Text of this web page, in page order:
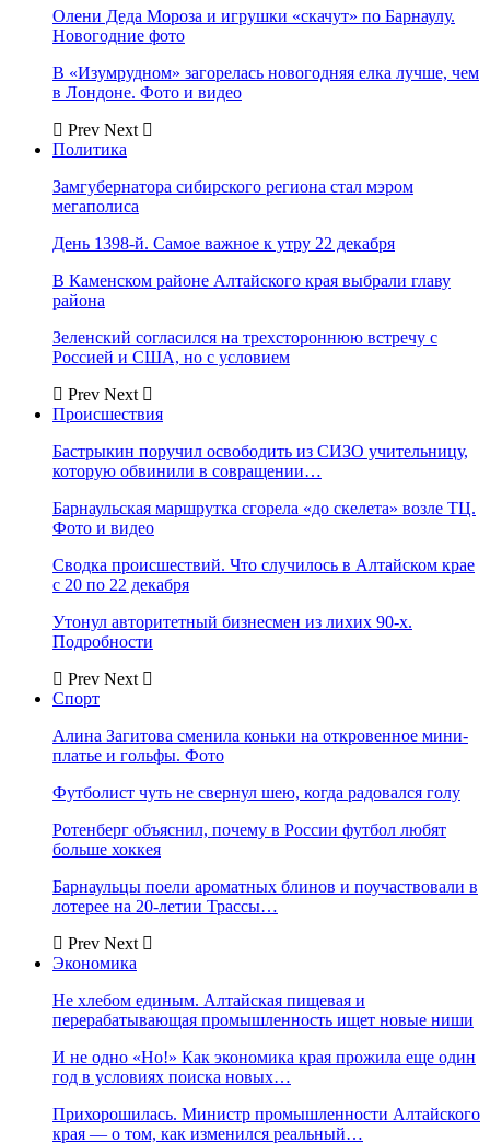
Олени Деда Мороза и игрушки «скачут» по Барнаулу.
Новогодние фото
В «Изумрудном» загорелась новогодняя елка лучше, чем
в Лондоне. Фото и видео
Prev Next
Политика
Замгубернатора сибирского региона стал мэром
мегаполиса
День 1398-й. Самое важное к утру 22 декабря
В Каменском районе Алтайского края выбрали главу
района
Зеленский согласился на трехстороннюю встречу с
Россией и США, но с условием
Prev Next
Происшествия
Бастрыкин поручил освободить из СИЗО учительницу,
которую обвинили в совращении…
Барнаульская маршрутка сгорела «до скелета» возле ТЦ.
Фото и видео
Сводка происшествий. Что случилось в Алтайском крае
с 20 по 22 декабря
Утонул авторитетный бизнесмен из лихих 90-х.
Подробности
Prev Next
Спорт
Алина Загитова сменила коньки на откровенное мини-
платье и гольфы. Фото
Футболист чуть не свернул шею, когда радовался голу
Ротенберг объяснил, почему в России футбол любят
больше хоккея
Барнаульцы поели ароматных блинов и поучаствовали в
лотерее на 20-летии Трассы…
Prev Next
Экономика
Не хлебом единым. Алтайская пищевая и
перерабатывающая промышленность ищет новые ниши
И не одно «Но!» Как экономика края прожила еще один
год в условиях поиска новых…
Прихорошилась. Министр промышленности Алтайского
края — о том, как изменился реальный…